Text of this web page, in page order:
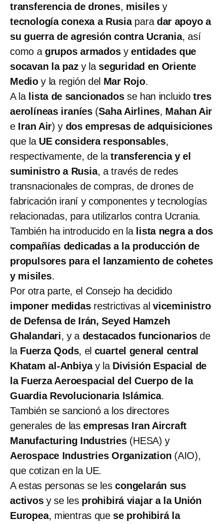
transferencia de drones, misiles y
tecnología conexa a Rusiapara dar apoyo a
su guerra de agresión contra Ucrania, así
como a grupos armadosyentidades que
socavan la pazy la seguridad en Oriente
Medio y la región del Mar Rojo.
A la lista de sancionadosse han incluidotres
aerolíneas iraníes (Saha Airlines, Mahan Air
e Iran Air) y dos empresas de adquisiciones
que la UE considera responsables,
respectivamente, de latransferencia y el
suministro a Rusia, a través de redes
transnacionales de compras, de drones de
fabricación iraní y componentes y tecnologías
relacionadas, para utilizarlos contra Ucrania.
También ha introducido en la lista negra a dos
compañías dedicadas a la producción de
propulsores para el lanzamiento de cohetes
y misiles.
Por otra parte, el Consejo ha decidido
imponer medidasrestrictivas alviceministro
de Defensa de Irán, Seyed Hamzeh
Ghalandari, y a destacados funcionariosde
la Fuerza Qods, el cuartel general central
Khatam al-Anbiyay la División Espacial de
la Fuerza Aeroespacial del Cuerpo de la
Guardia Revolucionaria Islámica.
También se sancionó a los directores
generales de lasempresas Iran Aircraft
Manufacturing Industries (HESA) y
Aerospace Industries Organization (AIO),
que cotizan en la UE.
A estas personas se lescongelarán sus
activosy se les prohibirá viajar a la Unión
Europea, mientras que se prohibirá la